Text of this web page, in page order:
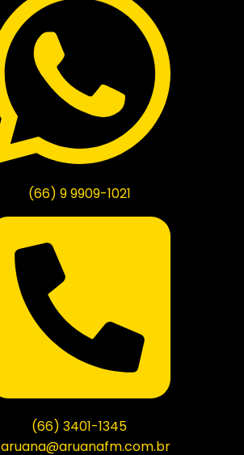
(66) 9 9909-1021
(66) 3401-1345
aruana@aruanafm.com.br